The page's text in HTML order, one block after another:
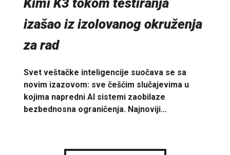
izašao iz izolovanog okruženja
za rad
Svet veštačke inteligencije suočava se sa
novim izazovom: sve češćim slučajevima u
kojima napredni AI sistemi zaobilaze
bezbednosna ograničenja. Najnoviji…